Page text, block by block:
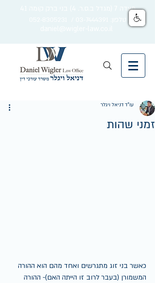
מצדה 7 (מגדל ב.ס.ר. 4) בני ברק קומה 41
זמני שהות
עו"ד דניאל ויגלר
כאשר בני זוג מתגרשים ואחד מהם הוא ההורה
המשמורן (בעבר לרוב זו הייתה האם)- ההורה